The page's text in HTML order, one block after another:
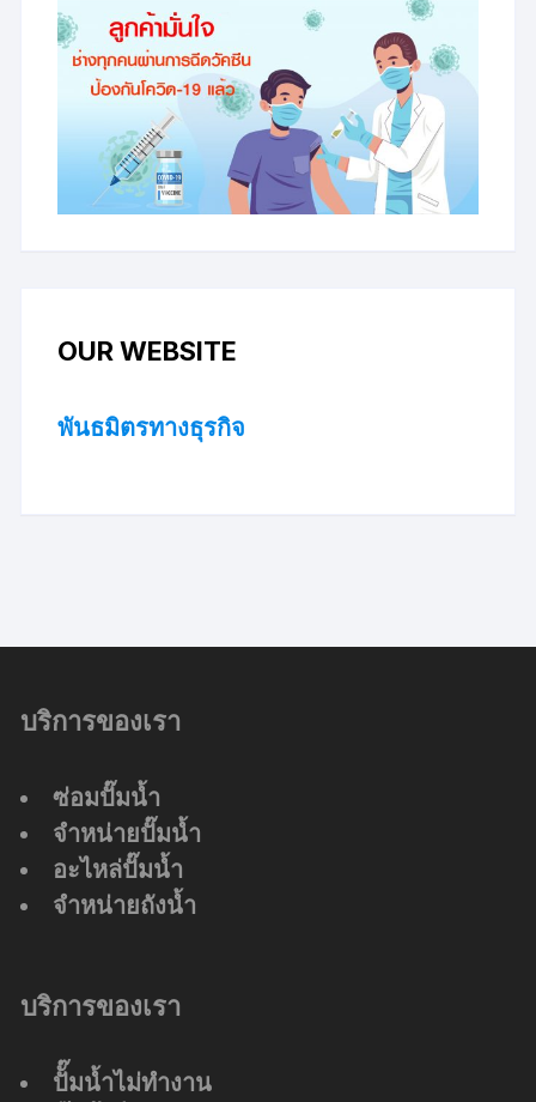
OUR WEBSITE
พันธมิตรทางธุรกิจ
บริการของเรา
ซ่อมปั๊มน้ำ
จำหน่ายปั๊มน้ำ
อะไหล่ปั๊มน้ำ
จำหน่ายถังน้ำ
บริการของเรา
ปัั๊มน้ำไม่ทำงาน